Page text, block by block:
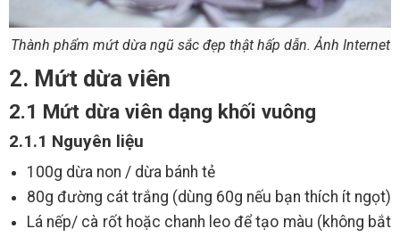
Thành phẩm mứt dừa ngũ sắc đẹp thật hấp dẫn. Ảnh Internet
2. Mứt dừa viên
2.1 Mứt dừa viên dạng khối vuông
2.1.1 Nguyên liệu
100g dừa non / dừa bánh tẻ
80g đường cát trắng (dùng 60g nếu bạn thích ít ngọt)
Lá nếp/ cà rốt hoặc chanh leo để tạo màu (không bắt